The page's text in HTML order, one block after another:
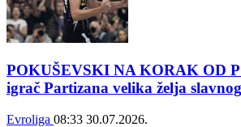
POKUŠEVSKI NA KORAK OD
igrač Partizana velika želja
Evroliga 08:33 30.07.2026.